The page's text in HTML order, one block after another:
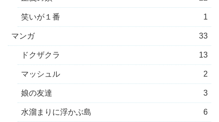
笑いが１番 1
マンガ 33
ドクザクラ 13
マッシュル 2
娘の友達 3
水溜まりに浮かぶ島 6